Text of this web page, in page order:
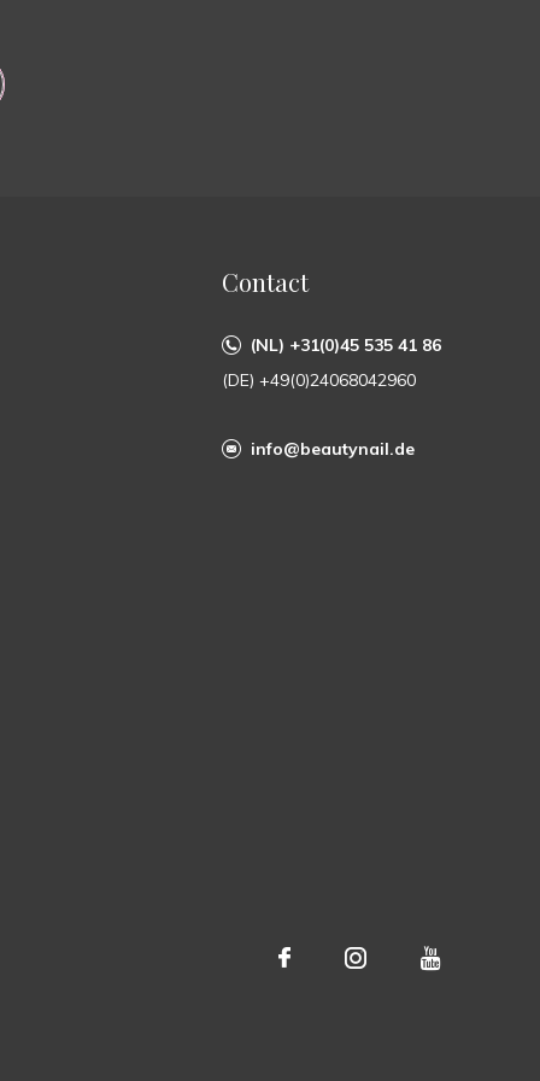
Contact
(NL) +31(0)45 535 41 86
(DE) +49(0)24068042960
info@beautynail.de